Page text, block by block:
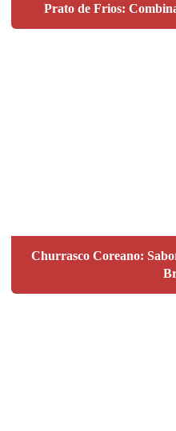
Prato de Frios:
Churrasco Coreano: